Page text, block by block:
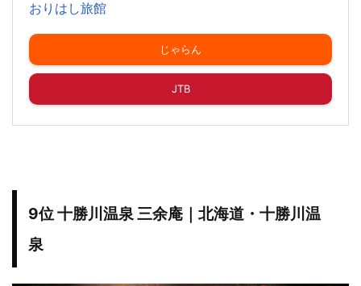
おりはし旅館
じゃらん
JTB
9位 十勝川温泉 三余庵｜北海道・十勝川温
泉